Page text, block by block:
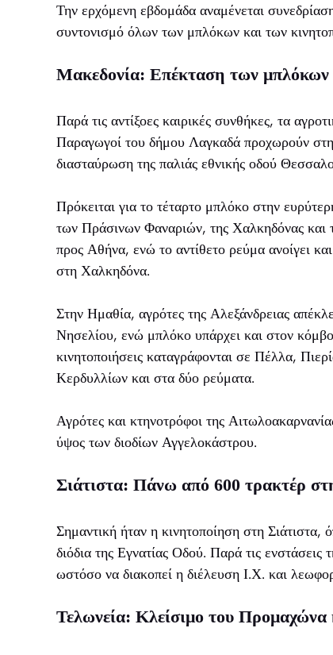
Την ερχόμενη εβδομάδα αναμένεται
συντονισμό όλων των μπλόκων και των
Μακεδονία: Επέκταση των μπλόκων
Παρά τις αντίξοες καιρικές συνθήκες, τα
Παραγωγοί του δήμου Λαγκαδά προχωρούν
διασταύρωση της παλιάς εθνικής οδού
Πρόκειται για το τέταρτο μπλόκο στην
των Πράσινων Φαναριών, της Χαλκηδόνας
προς Αθήνα, ενώ το αντίθετο ρεύμα ανοίγει
στη Χαλκηδόνα.
Στην Ημαθία, αγρότες της Αλεξάνδρειας
Νησελίου, ενώ μπλόκο υπάρχει και στον
κινητοποιήσεις καταγράφονται σε Πέλλα,
Κερδυλλίων και στα δύο ρεύματα.
Αγρότες και κτηνοτρόφοι της
ύψος των διοδίων Αγγελοκάστρου.
Σιάτιστα: Πάνω από 600 τρακτέρ
Σημαντική ήταν η κινητοποίηση στη
διόδια της Εγνατίας Οδού. Παρά τις
ωστόσο να διακοπεί η διέλευση Ι.Χ. και
Τελωνεία: Κλείσιμο του Προμαχώνα